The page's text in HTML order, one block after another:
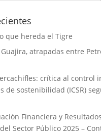
que hereda el Tigre
atrapadas entre
crítica al control
de sostenibilidad (ICSR)
Financiera y Resultados
Sector Público 2025 –